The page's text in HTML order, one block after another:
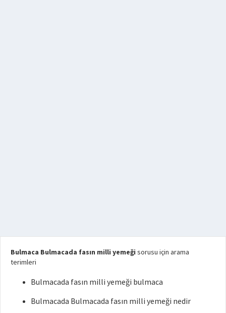
Bulmaca Bulmacada fasın milli yemeği sorusu için arama
terimleri
Bulmacada fasın milli yemeği bulmaca
Bulmacada Bulmacada fasın milli yemeği nedir